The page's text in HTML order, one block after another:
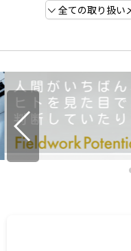
全ての取り扱い